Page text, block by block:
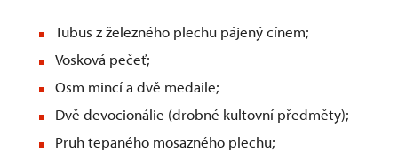
Tubus z železného plechu pájený cínem;
Vosková pečeť;
Osm mincí a dvě medaile;
Dvě devocionálie (drobné kultovní předměty);
Pruh tepaného mosazného plechu;